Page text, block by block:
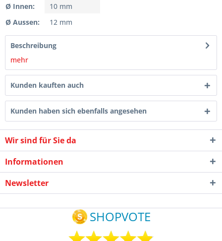
Ø Innen:
10 mm
Ø Aussen:
12 mm
Beschreibung
mehr
Kunden kauften auch
Kunden haben sich ebenfalls angesehen
Wir sind für Sie da
Informationen
Newsletter